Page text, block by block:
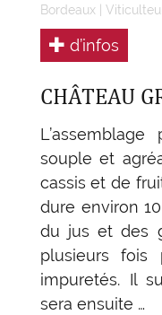
Bordeaux|
d’infos
CHÂTEAU
souple et
cassis et de
dure environ
du jus et des
plusieurs fois
impuretés. Il
sera ensuite …